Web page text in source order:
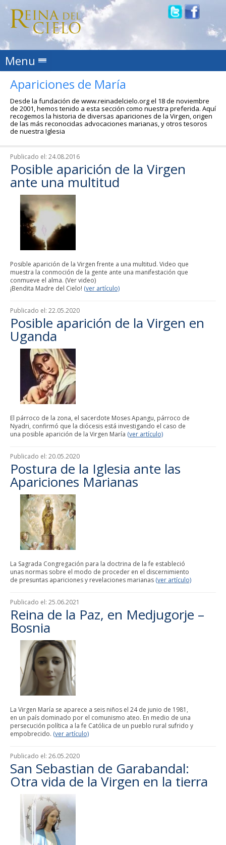
Menu Skip to content
Apariciones de María
Desde la fundación de www.reinadelcielo.org el 18 de noviembre
de 2001, hemos tenido a esta sección como nuestra preferida. Aquí
recogemos la historia de diversas apariciones de la Virgen, origen
de las más reconocidas advocaciones marianas, y otros tesoros
de nuestra Iglesia
Publicado el: 24.08.2016
Posible aparición de la Virgen
ante una multitud
Posible aparición de la Virgen frente a una multitud. Video que
muestra la conmoción de la gente ante una manifestación que
conmueve el alma. (Ver video)
¡Bendita Madre del Cielo! (ver artículo)
Publicado el: 22.05.2020
Posible aparición de la Virgen en
Uganda
El párroco de la zona, el sacerdote Moses Apangu, párroco de
Nyadri, confirmó que la diócesis está investigando el caso de
una posible aparición de la Virgen María (ver artículo)
Publicado el: 20.05.2020
Postura de la Iglesia ante las
Apariciones Marianas
La Sagrada Congregación para la doctrina de la fe estableció
unas normas sobre el modo de proceder en el discernimiento
de presuntas apariciones y revelaciones marianas (ver artículo)
Publicado el: 25.06.2021
Reina de la Paz, en Medjugorje –
Bosnia
La Virgen María se aparece a seis niños el 24 de junio de 1981,
en un país dominado por el comunismo ateo. En medio de una
persecución política a la fe Católica de un pueblo rural sufrido y
empobrecido. (ver artículo)
Publicado el: 26.05.2020
San Sebastian de Garabandal:
Otra vida de la Virgen en la tierra